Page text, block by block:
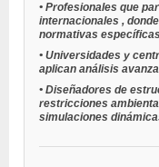
• Profesionales que
internacionales ,
normativas específicas
• Universidades y
aplican análisis
• Diseñadores de
restricciones
simulaciones